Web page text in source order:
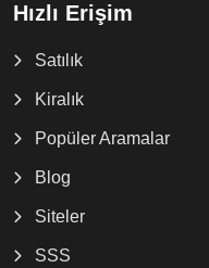
Hızlı Erişim
Satılık
Kiralık
Popüler Aramalar
Blog
Siteler
SSS